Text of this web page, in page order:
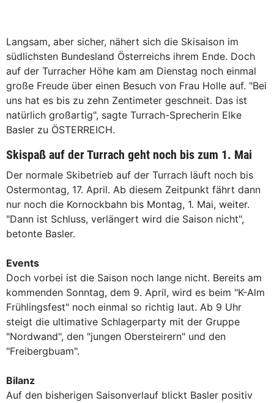
Langsam, aber sicher, nähert sich die Skisaison im
südlichsten Bundesland Österreichs ihrem Ende. Doch
auf der Turracher Höhe kam am Dienstag noch einmal
große Freude über einen Besuch von Frau Holle auf. "Bei
uns hat es bis zu zehn Zentimeter geschneit. Das ist
natürlich großartig", sagte Turrach-Sprecherin Elke
Basler zu ÖSTERREICH.
Skispaß auf der Turrach geht noch bis zum 1. Mai
Der normale Skibetrieb auf der Turrach läuft noch bis
Ostermontag, 17. April. Ab diesem Zeitpunkt fährt dann
nur noch die Kornockbahn bis Montag, 1. Mai, weiter.
"Dann ist Schluss, verlängert wird die Saison nicht",
betonte Basler.
Events
Doch vorbei ist die Saison noch lange nicht. Bereits am
kommenden Sonntag, dem 9. April, wird es beim "K-Alm
Frühlingsfest" noch einmal so richtig laut. Ab 9 Uhr
steigt die ultimative Schlagerparty mit der Gruppe
"Nordwand", den "jungen Obersteirern" und den
"Freibergbuam".
Bilanz
Auf den bisherigen Saisonverlauf blickt Basler positiv